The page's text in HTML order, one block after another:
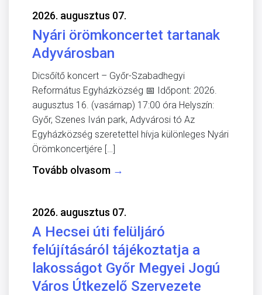
2026. augusztus 07.
Nyári örömkoncertet tartanak
Adyvárosban
Dicsőítő koncert – Győr-Szabadhegyi
Református Egyházközség 📅 Időpont: 2026.
augusztus 16. (vasárnap) 17:00 óra Helyszín:
Győr, Szenes Iván park, Adyvárosi tó Az
Egyházközség szeretettel hívja különleges Nyári
Örömkoncertjére […]
Tovább olvasom →
2026. augusztus 07.
A Hecsei úti felüljáró
felújításáról tájékoztatja a
lakosságot Győr Megyei Jogú
Város Útkezelő Szervezete